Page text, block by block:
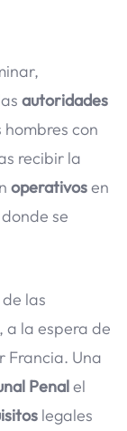
autoridades
hombres con
recibir la
operativosen
se
las
a la espera de
Francia. Una
Penalel
legales